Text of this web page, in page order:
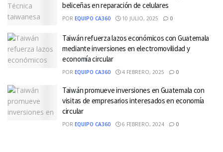
beliceñas en reparación de celulares
POR EQUIPO CA360 10 JULIO, 2025 0
Taiwán refuerza lazos económicos con Guatemala
mediante inversiones en electromovilidad y
economía circular
POR EQUIPO CA360 4 FEBRERO, 2025 0
Taiwán promueve inversiones en Guatemala con
visitas de empresarios interesados en economía
circular
POR EQUIPO CA360 6 FEBRERO, 2024 0